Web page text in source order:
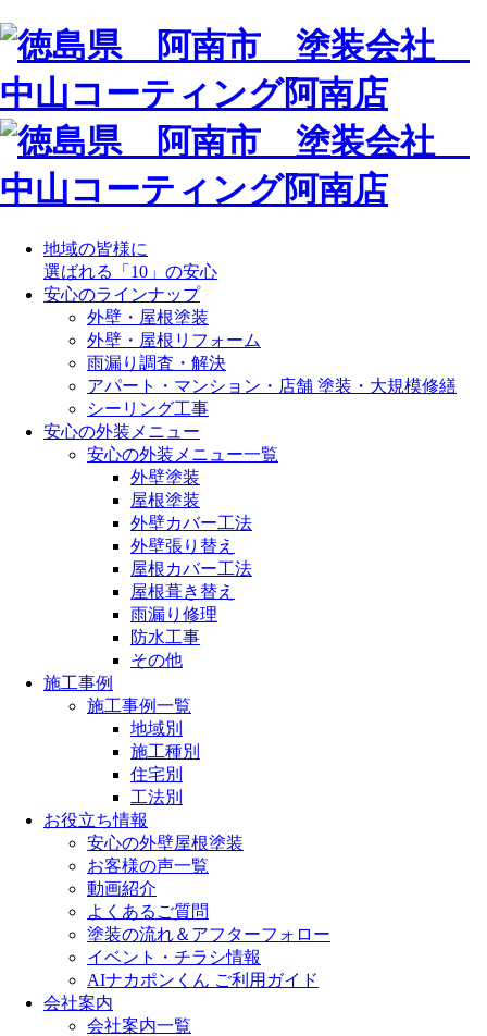
地域の皆様に
選ばれる「10」の安心
安心のラインナップ
外壁・屋根塗装
外壁・屋根リフォーム
雨漏り調査・解決
アパート・マンション・店舗 塗装・大規模修繕
シーリング工事
安心の外装メニュー
安心の外装メニュー一覧
外壁塗装
屋根塗装
外壁カバー工法
外壁張り替え
屋根カバー工法
屋根葺き替え
雨漏り修理
防水工事
その他
施工事例
施工事例一覧
地域別
施工種別
住宅別
工法別
お役立ち情報
安心の外壁屋根塗装
お客様の声一覧
動画紹介
よくあるご質問
塗装の流れ＆アフターフォロー
イベント・チラシ情報
AIナカポンくん ご利用ガイド
会社案内
会社案内一覧